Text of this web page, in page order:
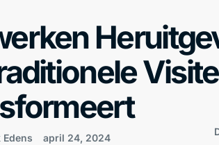
Edens april 24, 2024